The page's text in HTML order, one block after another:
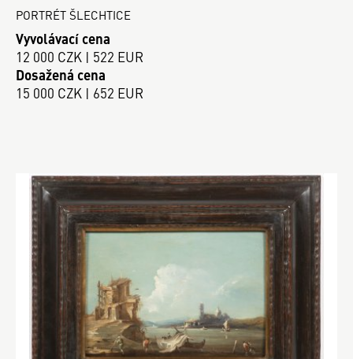
PORTRÉT ŠLECHTICE
Vyvolávací cena
12 000 CZK | 522 EUR
Dosažená cena
15 000 CZK | 652 EUR